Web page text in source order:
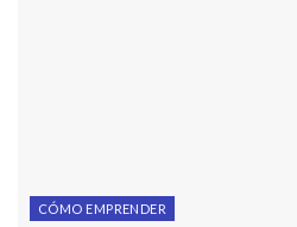
CÓMO EMPRENDER